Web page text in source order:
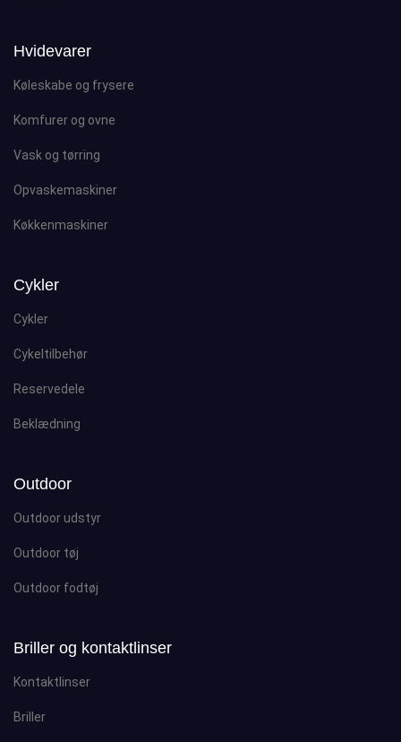
Hvidevarer
Køleskabe og frysere
Komfurer og ovne
Vask og tørring
Opvaskemaskiner
Køkkenmaskiner
Cykler
Cykler
Cykeltilbehør
Reservedele
Beklædning
Outdoor
Outdoor udstyr
Outdoor tøj
Outdoor fodtøj
Briller og kontaktlinser
Kontaktlinser
Briller